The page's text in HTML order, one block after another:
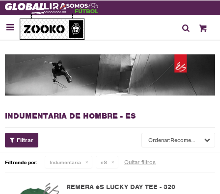

INDUMENTARIA DE HOMBRE - ES
Recomendados
Filtrando por: Indumentaria eS Quitar filtros
REMERA éS LUCKY DAY TEE - 320